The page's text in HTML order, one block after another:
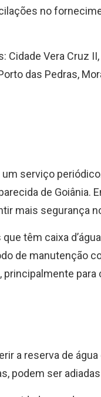
no
Vera Cruz
das Pedras,
serviço
de Goiânia.
mais segurança
têm caixa
de manutenção
para
a reserva de
podem ser